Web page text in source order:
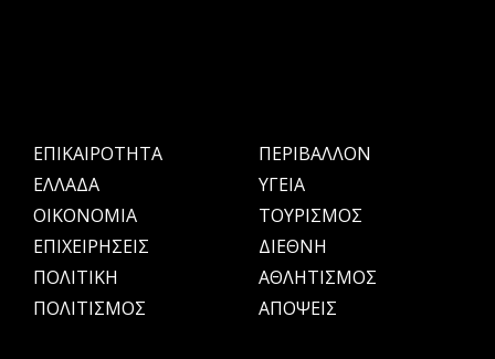
ΕΠΙΚΑΙΡΟΤΗΤΑ
ΕΛΛΑΔΑ
OIKONOMIA
ΕΠΙΧΕΙΡΗΣΕΙΣ
ΠΟΛΙΤΙΚΗ
ΠΟΛΙΤΙΣΜΟΣ
ΠΕΡΙΒΑΛΛΟΝ
ΥΓΕΙΑ
ΤΟΥΡΙΣΜΟΣ
ΔΙΕΘΝΗ
ΑΘΛΗΤΙΣΜΟΣ
ΑΠΟΨΕΙΣ